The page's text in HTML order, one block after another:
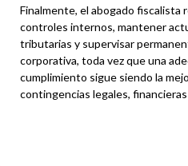
Finalmente, el abogado fiscalista
controles internos, mantener
tributarias y supervisar
corporativa, toda vez que una
cumplimiento sigue siendo la
contingencias legales,